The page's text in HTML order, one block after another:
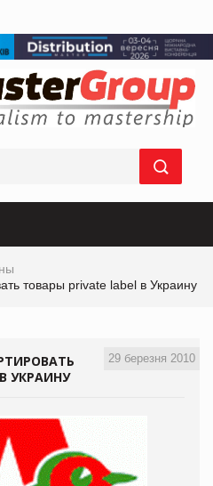
товары private label в Украину
29 березня 2010
В УКРАИНУ